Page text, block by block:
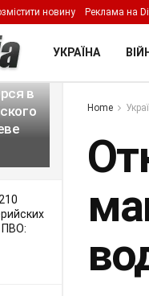
Filter
в
ПВО:
новину Реклама на
УКРАЇНА
Home